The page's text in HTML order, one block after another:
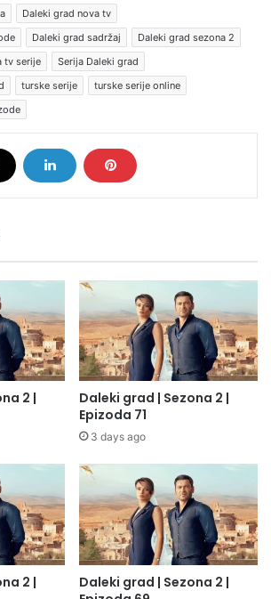
Daleki grad nova tv
Daleki grad sadržaj
Daleki grad sezona 2
tv serije
Serija Daleki grad
turske serije
turske serije online
2 |
Daleki grad | Sezona 2 |
Epizoda 71
3 days ago
2 |
Daleki grad | Sezona 2 |